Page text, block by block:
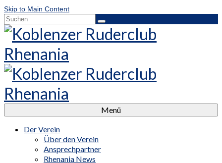
Skip to Main Content
Suchen
nach:
Menü
Der Verein
Über den Verein
Ansprechpartner
Rhenania News